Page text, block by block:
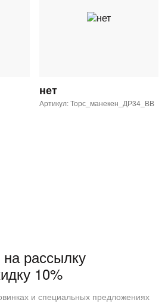
нет
Артикул: Торс_манекен_ДР34_ВВ
рассылку
10%
и специальных предложениях